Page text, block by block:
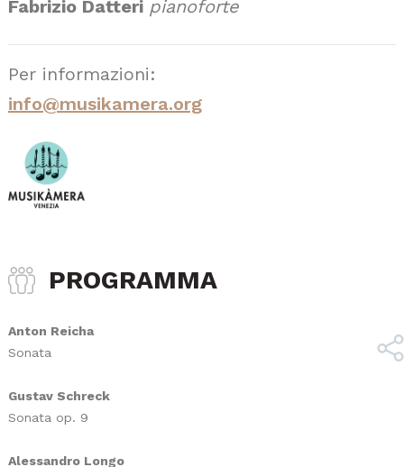
Fabrizio Datteri pianoforte
Per informazioni:
info@musikamera.org
PROGRAMMA
Anton Reicha
Sonata
Gustav Schreck
Sonata op. 9
Alessandro Longo